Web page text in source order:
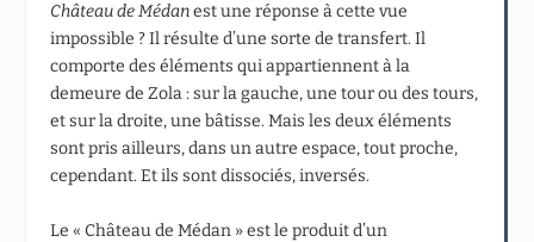
Château de Médanest une réponse à cette vue
impossible ? Il résulte d’une sorte de transfert. Il
comporte des éléments qui appartiennent à la
demeure de Zola : sur la gauche, une tour ou des tours,
et sur la droite, une bâtisse. Mais les deux éléments
sont pris ailleurs, dans un autre espace, tout proche,
cependant. Et ils sont dissociés, inversés.
Le « Château de Médan » est le produit d’un